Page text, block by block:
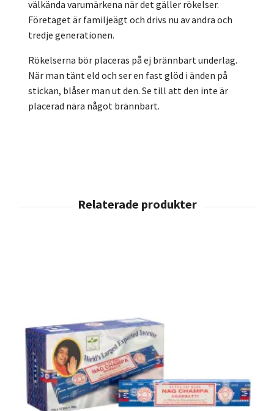
välkända varumärkena när det gäller rökelser.
Företaget är familjeägt och drivs nu av andra och
tredje generationen.
Rökelserna bör placeras på ej brännbart underlag.
När man tänt eld och ser en fast glöd i änden på
stickan, blåser man ut den. Se till att den inte är
placerad nära något brännbart.